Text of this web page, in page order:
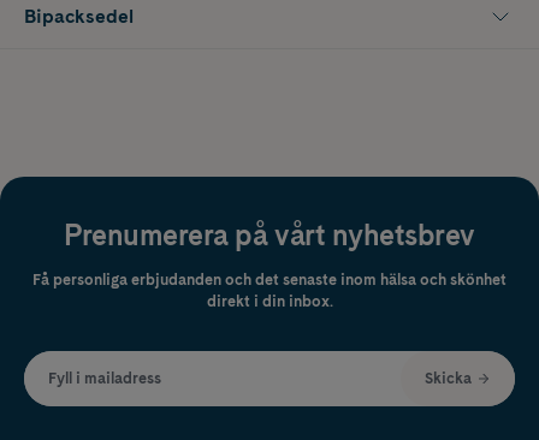
Bipacksedel
Prenumerera på vårt nyhetsbrev
Få personliga erbjudanden och det senaste inom hälsa och skönhet
direkt i din inbox.
Fyll i mailadress Skicka